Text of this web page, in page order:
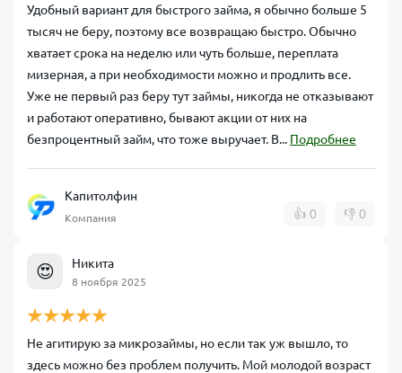
Удобный вариант для быстрого займа, я обычно больше 5
тысяч не беру, поэтому все возвращаю быстро. Обычно
хватает срока на неделю или чуть больше, переплата
мизерная, а при необходимости можно и продлить все.
Уже не первый раз беру тут займы, никогда не отказывают
и работают оперативно, бывают акции от них на
безпроцентный займ, что тоже выручает. В... Подробнее
Капитолфин
Компания 👍 0 👎 0
😍 Никита
8 ноября 2025
Не агитирую за микрозаймы, но если так уж вышло, то
здесь можно без проблем получить. Мой молодой возраст